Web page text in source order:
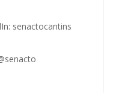
senactocantins